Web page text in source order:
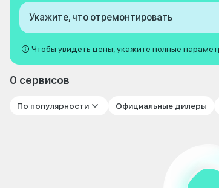
Укажите, что отремонтировать
Чтобы увидеть цены, укажите полные
0 сервисов
По популярности Официальные дилеры